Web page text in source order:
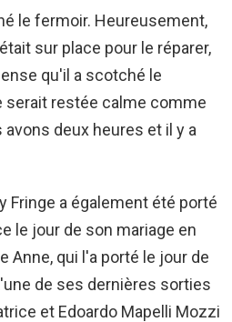
le fermoir. Heureusement,
sur place pour le réparer,
qu'il a scotché le
serait restée calme comme
deux heures et il y a
Fringe a également été porté
le jour de son mariage en
Anne, qui l'a porté le jour de
de ses dernières sorties
et Edoardo Mapelli Mozzi